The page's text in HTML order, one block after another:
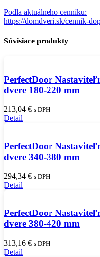
Podla aktuálneho cenníku:
https://domdveri.sk/cennik-
Súvisiace produkty
PerfectDoor
dvere 180-220 mm
213,04 € s DPH
Detail
PerfectDoor
dvere 340-380 mm
294,34 € s DPH
Detail
PerfectDoor
dvere 380-420 mm
313,16 € s DPH
Detail